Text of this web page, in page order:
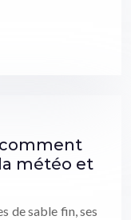
comment
météo et
de sable fin, ses